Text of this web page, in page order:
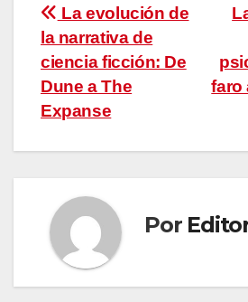
Navegación
de
entradas
faro
La evolución de
la narrativa de
ciencia ficción: De
Dune a The
Expanse
Por